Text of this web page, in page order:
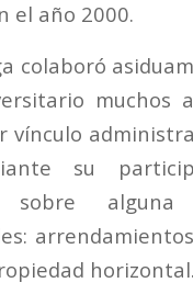
el año 2000.
colaboró
muchos
vínculo
su
sobre
horizontal.